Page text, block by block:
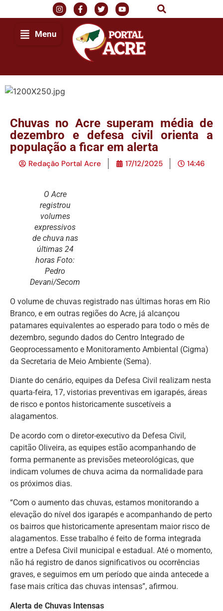
Menu
Chuvas no Acre superam média de
dezembro e defesa civil orienta a
população a ficar em alerta
Redação Portal Acre 17/12/2025 14:46
O Acre
registrou
volumes
expressivos
de chuva nas
últimas 24
horas Foto:
Pedro
Devani/Secom
O volume de chuvas registrado nas últimas horas em Rio
Branco, e em outras regiões do Acre, já alcançou
patamares equivalentes ao esperado para todo o mês de
dezembro, segundo dados do Centro Integrado de
Geoprocessamento e Monitoramento Ambiental (Cigma)
da Secretaria de Meio Ambiente (Sema).
Diante do cenário, equipes da Defesa Civil realizam nesta
quarta-feira, 17, vistorias preventivas em igarapés, áreas
de risco e pontos historicamente suscetíveis a
alagamentos.
De acordo com o diretor-executivo da Defesa Civil,
capitão Oliveira, as equipes estão acompanhando de
forma permanente as previsões meteorológicas, que
indicam volumes de chuva acima da normalidade para
os próximos dias.
“Com o aumento das chuvas, estamos monitorando a
elevação do nível dos igarapés e acompanhando de perto
os bairros que historicamente apresentam maior risco de
alagamentos. Esse trabalho é feito de forma integrada
entre a Defesa Civil municipal e estadual. Até o momento,
não há registro de danos significativos ou ocorrências
graves, e seguimos em um período que ainda antecede a
fase mais crítica das chuvas intensas”, afirmou.
Alerta de Chuvas Intensas